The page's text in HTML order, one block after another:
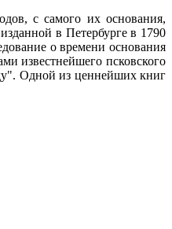
с самого их основания,
в Петербурге в 1790
о времени основания
известнейшего псковского
Одной из ценнейших книг